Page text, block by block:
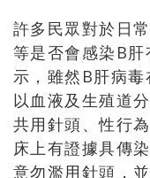
許多民眾對於日
等是否會感染B
示，雖然B肝病
以血液及生殖道
共用針頭、性行
床上有證據具傳
意勿濫用針頭，